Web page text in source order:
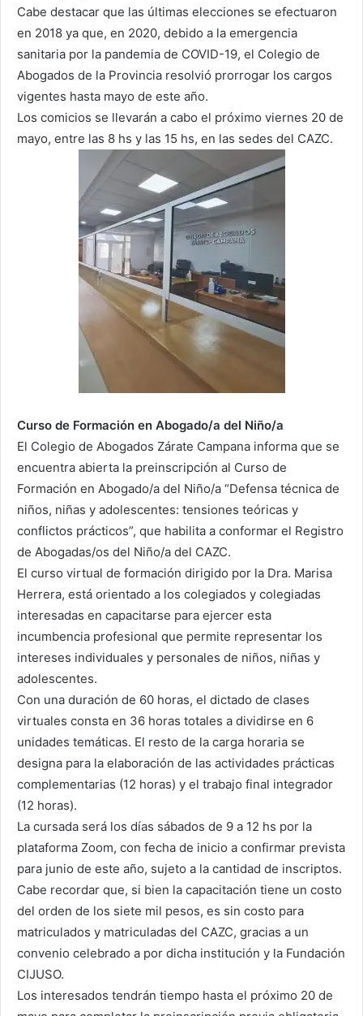
Cabe destacar que las últimas elecciones se efectuaron
en 2018 ya que, en 2020, debido a la emergencia
sanitaria por la pandemia de COVID-19, el Colegio de
Abogados de la Provincia resolvió prorrogar los cargos
vigentes hasta mayo de este año.
Los comicios se llevarán a cabo el próximo viernes 20 de
mayo, entre las 8 hs y las 15 hs, en las sedes del CAZC.
Curso de Formación en Abogado/a del Niño/a
El Colegio de Abogados Zárate Campana informa que se
encuentra abierta la preinscripción al Curso de
Formación en Abogado/a del Niño/a “Defensa técnica de
niños, niñas y adolescentes: tensiones teóricas y
conflictos prácticos”, que habilita a conformar el Registro
de Abogadas/os del Niño/a del CAZC.
El curso virtual de formación dirigido por la Dra. Marisa
Herrera, está orientado a los colegiados y colegiadas
interesadas en capacitarse para ejercer esta
incumbencia profesional que permite representar los
intereses individuales y personales de niños, niñas y
adolescentes.
Con una duración de 60 horas, el dictado de clases
virtuales consta en 36 horas totales a dividirse en 6
unidades temáticas. El resto de la carga horaria se
designa para la elaboración de las actividades prácticas
complementarias (12 horas) y el trabajo final integrador
(12 horas).
La cursada será los días sábados de 9 a 12 hs por la
plataforma Zoom, con fecha de inicio a confirmar prevista
para junio de este año, sujeto a la cantidad de inscriptos.
Cabe recordar que, si bien la capacitación tiene un costo
del orden de los siete mil pesos, es sin costo para
matriculados y matriculadas del CAZC, gracias a un
convenio celebrado a por dicha institución y la Fundación
CIJUSO.
Los interesados tendrán tiempo hasta el próximo 20 de